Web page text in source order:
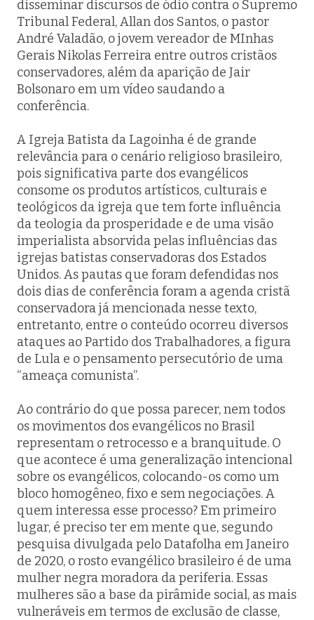
disseminar discursos de ódio contra o Supremo
Tribunal Federal, Allan dos Santos, o pastor
André Valadão, o jovem vereador de MInhas
Gerais Nikolas Ferreira entre outros cristãos
conservadores, além da aparição de Jair
Bolsonaro em um vídeo saudando a
conferência.
A Igreja Batista da Lagoinha é de grande
relevância para o cenário religioso brasileiro,
pois significativa parte dos evangélicos
consome os produtos artísticos, culturais e
teológicos da igreja que tem forte influência
da teologia da prosperidade e de uma visão
imperialista absorvida pelas influências das
igrejas batistas conservadoras dos Estados
Unidos. As pautas que foram defendidas nos
dois dias de conferência foram a agenda cristã
conservadora já mencionada nesse texto,
entretanto, entre o conteúdo ocorreu diversos
ataques ao Partido dos Trabalhadores, a figura
de Lula e o pensamento persecutório de uma
“ameaça comunista”.
Ao contrário do que possa parecer, nem todos
os movimentos dos evangélicos no Brasil
representam o retrocesso e a branquitude. O
que acontece é uma generalização intencional
sobre os evangélicos, colocando-os como um
bloco homogêneo, fixo e sem negociações. A
quem interessa esse processo? Em primeiro
lugar, é preciso ter em mente que, segundo
pesquisa divulgada pelo Datafolha em Janeiro
de 2020, o rosto evangélico brasileiro é de uma
mulher negra moradora da periferia. Essas
mulheres são a base da pirâmide social, as mais
vulneráveis em termos de exclusão de classe,